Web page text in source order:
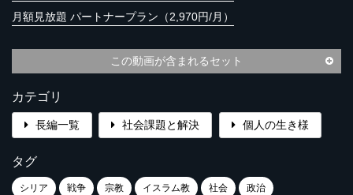
月額見放題 パートナープラン（2,970円/月）
この動画が含まれるセット
カテゴリ
長編一覧 社会課題と解決 個人の生き様
タグ
シリア 戦争 宗教 イスラム教 社会 政治